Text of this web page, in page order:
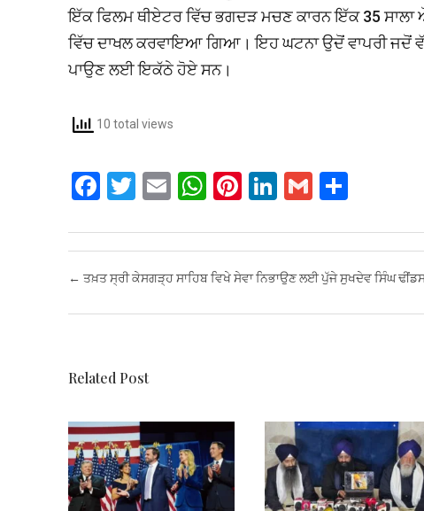
ਇੱਕ ਫਿਲਮ ਥੀਏਟਰ ਵਿੱਚ ਭਗਦੜ ਮਚਣ ਕਾਰਨ ਇੱਕ 35
ਵਿੱਚ ਦਾਖਲ ਕਰਵਾਇਆ ਗਿਆ। ਇਹ ਘਟਨਾ ਉਦੋਂ ਵਾਪਰੀ ਜਦੋਂ
ਪਾਉਣ ਲਈ ਇਕੱਠੇ ਹੋਏ ਸਨ।
10 total views
F
ce
b
T
tt
er
E
ail
W
at
s
Pi
er
es
Li
ke
dI
G
ail ar
e
Post navigation
← ਤਖ਼ਤ ਸ੍ਰੀ ਕੇਸਗੜ੍ਹ ਸਾਹਿਬ ਵਿਖੇ ਸੇਵਾ ਨਿਭਾਉਣ ਲਈ ਪੁੱਜੇ ਸੁਖਦੇਵ ਸਿੰਘ
Related Post